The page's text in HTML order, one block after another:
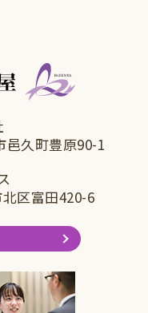
邑久町豊原90-1
区富田420-6